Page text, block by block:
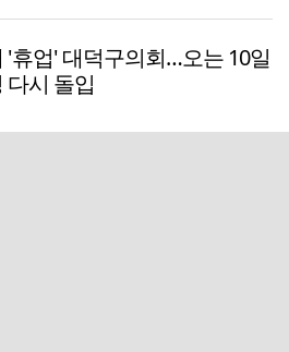
'휴업' 대덕구의회…오는 10일
다시 돌입